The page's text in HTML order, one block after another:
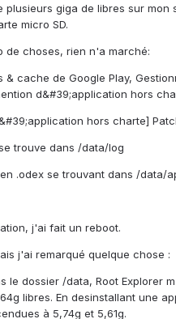
plusieurs giga de libres sur mon
micro SD.
de choses, rien n'a marché:
& cache de Google Play,
d&#39;application hors
hors charte]
trouve dans /data/log
.odex se trouvant dans /data/
j'ai fait un reboot.
j'ai remarqué quelque chose :
le dossier /data, Root Explorer
libres. En desinstallant une
à 5,74g et 5,61g.